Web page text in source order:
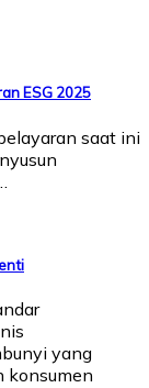
ESG 2025
saat ini
yang
konsumen